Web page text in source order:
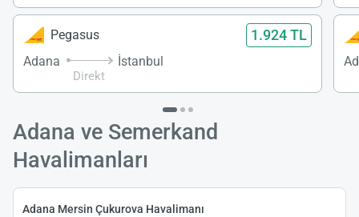
Pegasus 1.924 TL
Adana
Direkt
İstanbul
Adana ve Semerkand
Havalimanları
Adana Mersin Çukurova Havalimanı